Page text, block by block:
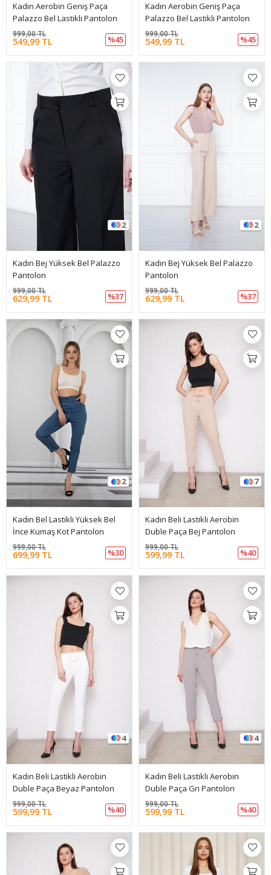
Kadın Aerobin Geniş Paça
Palazzo Bel Lastikli Pantolon
549,99 TL
999,00 TL
%45
Kadın Aerobin Geniş Paça
Palazzo Bel Lastikli Pantolon
549,99 TL
999,00 TL
%45
2
Kadın Bej Yüksek Bel Palazzo
Pantolon
629,99 TL
999,00 TL
%37
2
Kadın Bej Yüksek Bel Palazzo
Pantolon
629,99 TL
999,00 TL
%37
2
Kadın Bel Lastikli Yüksek Bel
İnce Kumaş Kot Pantolon
699,99 TL
999,00 TL
%30
7
Kadın Beli Lastikli Aerobin
Duble Paça Bej Pantolon
599,99 TL
999,00 TL
%40
4
Kadın Beli Lastikli Aerobin
Duble Paça Beyaz Pantolon
599,99 TL
999,00 TL
%40
4
Kadın Beli Lastikli Aerobin
Duble Paça Gri Pantolon
599,99 TL
999,00 TL
%40